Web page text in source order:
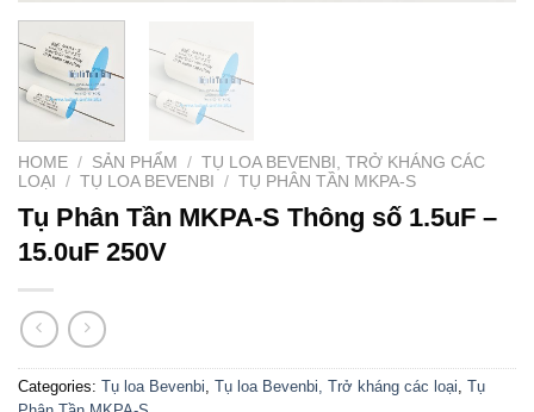
HOME / SẢN PHẨM / TỤ LOA BEVENBI, TRỞ KHÁNG CÁC
LOẠI
/ TỤ LOA BEVENBI / TỤ PHÂN TẦN MKPA-S
Tụ Phân Tần MKPA-S Thông số 1.5uF –
15.0uF 250V
Categories: Tụ loa Bevenbi Tụ loa Bevenbi, Trở kháng các loại Tụ